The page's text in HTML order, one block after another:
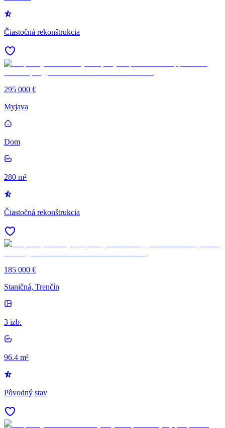
Čiastočná rekonštrukcia
295 000 €
Myjava
Dom
280 m²
Čiastočná rekonštrukcia
185 000 €
Staničná, Trenčín
3 izb.
96.4 m²
Pôvodný stav